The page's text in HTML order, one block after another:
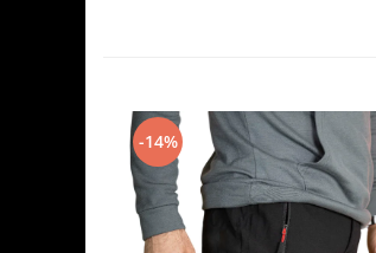
-14%